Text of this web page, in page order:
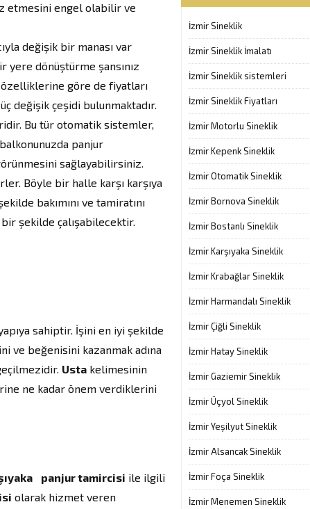
etmesini engel olabilir ve
değişik bir manası var
dönüştürme şansınız
göre de fiyatları
değişik çeşidi bulunmaktadır.
Bu tür otomatik sistemler,
panjur
sağlayabilirsiniz.
Böyle bir halle karşı karşıya
bakımını ve tamiratını
şekilde çalışabilecektir.
sahiptir. İşini en iyi şekilde
ve beğenisini kazanmak adına
Usta kelimesinin
ne kadar önem verdiklerini
panjur tamircisi ile ilgili
olarak hizmet veren
İzmir Sineklik
İzmir Sineklik İmalatı
İzmir Sineklik sistemleri
İzmir Sineklik Fiyatları
İzmir Motorlu Sineklik
İzmir Kepenk Sineklik
İzmir Otomatik Sineklik
İzmir Bornova Sineklik
İzmir Bostanlı Sineklik
İzmir Karşıyaka Sineklik
İzmir Krabağlar Sineklik
İzmir Harmandalı Sineklik
İzmir Çiğli Sineklik
İzmir Hatay Sineklik
İzmir Gaziemir Sineklik
İzmir Üçyol Sineklik
İzmir Yeşilyut Sineklik
İzmir Alsancak Sineklik
İzmir Foça Sineklik
İzmir Menemen Sineklik